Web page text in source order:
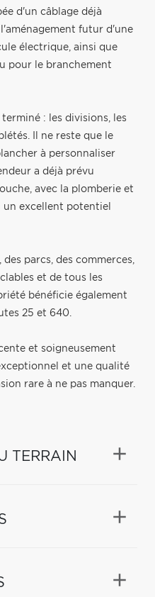
d'un câblage déjà
futur d'une
électrique, ainsi que
pour le branchement
: les divisions, les
Il ne reste que le
à personnaliser
a déjà prévu
avec la plomberie et
un excellent potentiel
parcs, des commerces,
et de tous les
bénéficie également
25 et 640.
et soigneusement
et une qualité
rare à ne pas manquer.
TERRAIN